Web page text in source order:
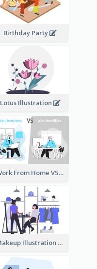
Birthday Party
Lotus Illustration
Work From Home VS Work From Office
Makeup Illustration